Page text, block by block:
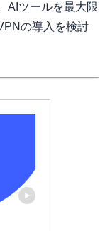
AIツールを最大限
の導入を検討